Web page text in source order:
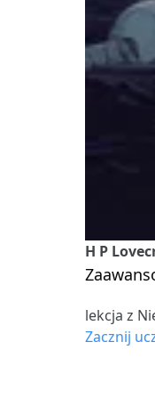
H P
lekcja z
Zacznij